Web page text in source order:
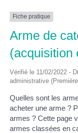
Fiche pratique
Arme de
(acquisition
Vérifié le 11/02/2022 -
administrative
Quelles sont les
acheter une arme ?
armes ? Cette page
armes classées en